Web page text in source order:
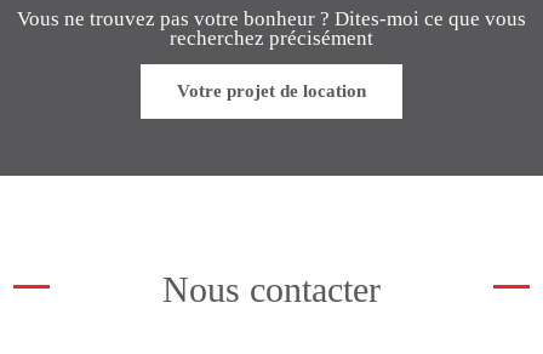
Vous ne trouvez pas votre bonheur ? Dites-moi ce que vous
recherchez précisément
Votre projet de location
Nous contacter